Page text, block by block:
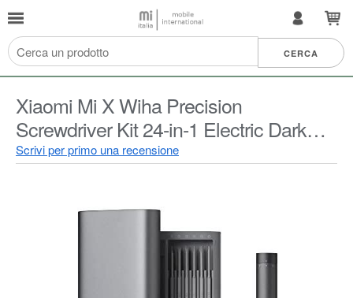
Xiaomi Mi X Wiha Precision
Screwdriver Kit 24-in-1 Electric Dark
Gray
Scrivi per primo una recensione